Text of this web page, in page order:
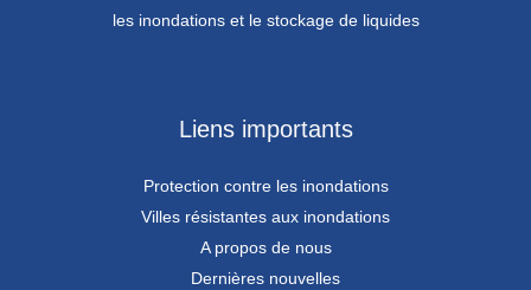
les inondations et le stockage de liquides
Liens importants
Protection contre les inondations
Villes résistantes aux inondations
A propos de nous
Dernières nouvelles